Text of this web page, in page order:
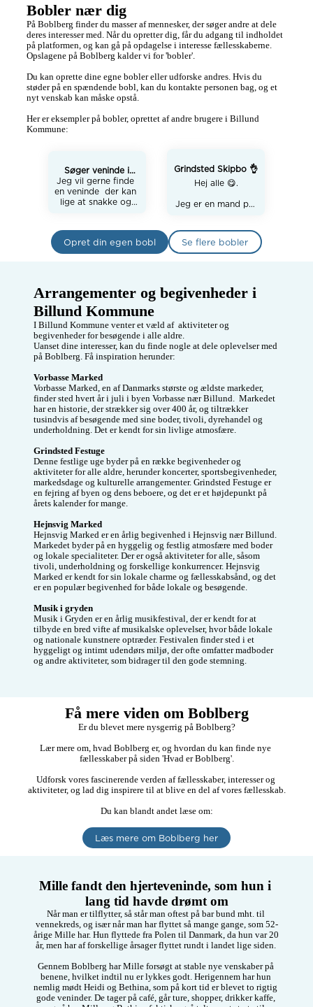
Bobler nær dig
På Boblberg finder du masser af mennesker, der søger andre at dele
deres interesser med. Når du opretter dig, får du adgang til indholdet
på platformen, og kan gå på opdagelse i interesse fællesskaberne.
Opslagene på Boblberg kalder vi for 'bobler'.
Du kan oprette dine egne bobler eller udforske andres. Hvis du
støder på en spændende bobl, kan du kontakte personen bag, og et
nyt venskab kan måske opstå.
Her er eksempler på bobler, oprettet af andre brugere i Billund
Kommune:
Søger veninde i
Billund
Jeg vil gerne finde
en veninde  der kan
lige at snakke og
Har ikke kørekort.
Bor med min mand
som arbejder
Grindsted Skipbo 👌
Hej alle 😋.
Jeg er en mand på
process Operatør.
Efter at have brudt
op med min ex, så
er nær ikke
eksisterende 😐🫣.
tiden til at gå i
haven, med biler,
gåture - med og
der var en som var
klar på et spil
Skipbo ☺️.
Opret din egen bobl Se flere bobler
Arrangementer og begivenheder i
Billund Kommune
I Billund Kommune venter et væld af  aktiviteter og
begivenheder for besøgende i alle aldre.
Uanset dine interesser, kan du finde nogle at dele oplevelser med
på Boblberg. Få inspiration herunder:
Vorbasse Marked
Vorbasse Marked, en af Danmarks største og ældste markeder,
finder sted hvert år i juli i byen Vorbasse nær Billund.  Markedet
har en historie, der strækker sig over 400 år, og tiltrækker
tusindvis af besøgende med sine boder, tivoli, dyrehandel og
underholdning. Det er kendt for sin livlige atmosfære.
Grindsted Festuge
Denne festlige uge byder på en række begivenheder og
aktiviteter for alle aldre, herunder koncerter, sportsbegivenheder,
markedsdage og kulturelle arrangementer. Grindsted Festuge er
en fejring af byen og dens beboere, og det er et højdepunkt på
årets kalender for mange.
Hejnsvig Marked
Hejnsvig Marked er en årlig begivenhed i Hejnsvig nær Billund.
Markedet byder på en hyggelig og festlig atmosfære med boder
og lokale specialiteter. Der er også aktiviteter for alle, såsom
tivoli, underholdning og forskellige konkurrencer. Hejnsvig
Marked er kendt for sin lokale charme og fællesskabsånd, og det
er en populær begivenhed for både lokale og besøgende.
Musik i gryden
Musik i Gryden er en årlig musikfestival, der er kendt for at
tilbyde en bred vifte af musikalske oplevelser, hvor både lokale
og nationale kunstnere optræder. Festivalen finder sted i et
hyggeligt og intimt udendørs miljø, der ofte omfatter madboder
og andre aktiviteter, som bidrager til den gode stemning.
Få mere viden om Boblberg
Er du blevet mere nysgerrig på Boblberg?
Lær mere om, hvad Boblberg er, og hvordan du kan finde nye
fællesskaber på siden 'Hvad er Boblberg'.
Udforsk vores fascinerende verden af fællesskaber, interesser og
aktiviteter, og lad dig inspirere til at blive en del af vores fællesskab.
Du kan blandt andet læse om:
Læs mere om Boblberg her
Mille fandt den hjerteveninde, som hun i
lang tid havde drømt om
Når man er tilflytter, så står man oftest på bar bund mht. til
vennekreds, og især når man har flyttet så mange gange, som 52-
årige Mille har. Hun flyttede fra Polen til Danmark, da hun var 20
år, men har af forskellige årsager flyttet rundt i landet lige siden.
Gennem Boblberg har Mille forsøgt at stable nye venskaber på
benene, hvilket indtil nu er lykkes godt. Herigennem har hun
nemlig mødt Heidi og Bethina, som på kort tid er blevet to rigtig
gode veninder. De tager på café, går ture, shopper, drikker kaffe,